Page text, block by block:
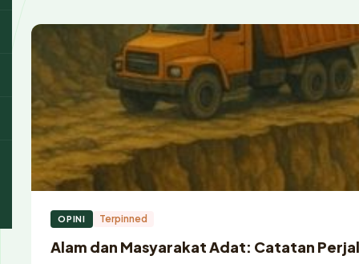
OPINI Terpinned
Alam dan Masyarakat Adat: Catatan